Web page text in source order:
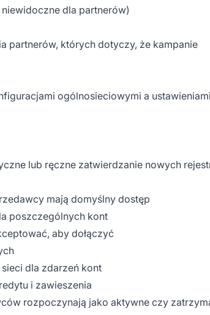
dla partnerów)
partnerów, których dotyczy, że kampanie
ogólnosieciowymi a
lub ręczne zatwierdzanie nowych
mają domyślny dostęp
poszczególnych kont
aby dołączyć
dla zdarzeń kont
i zawieszenia
rozpoczynają jako aktywne czy